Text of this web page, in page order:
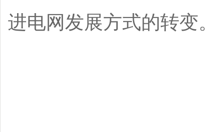
进电网发展方式的转变。